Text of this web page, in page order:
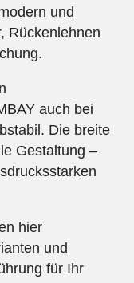
und
Rückenlehnen
auch bei
Die breite
Gestaltung –
hier
und
für Ihr